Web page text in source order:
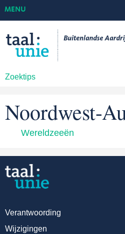
Zoektips
MENU
Noordwest-
Wereldzeeën
Verantwoording
Wijzigingen